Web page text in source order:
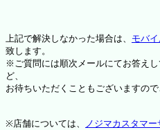
上記で解決しなかった場合は、 モバ
致します。
※ご質問には順次メールにてお答え
ど、
お待ちいただくこともございますので
※店舗については、 ノジマカスタマ